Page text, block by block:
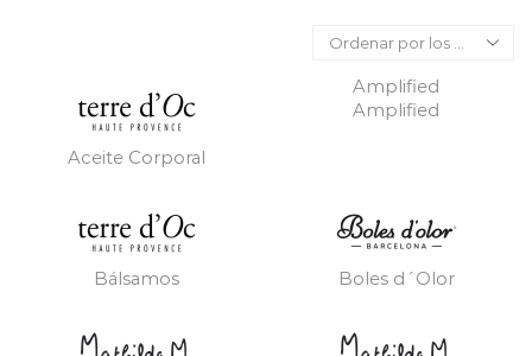
Aceite Corporal
Amplified
Amplified
Bálsamos Boles d´Olor